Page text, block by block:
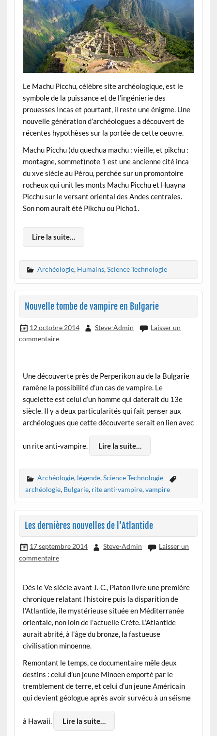
Le Machu Picchu, célèbre site archéologique, est le
symbole de la puissance et de l’ingénierie des
prouesses Incas et pourtant, il reste une énigme. Une
nouvelle génération d’archéologues a découvert de
récentes hypothèses sur la portée de cette oeuvre.
Machu Picchu (du quechua machu : vieille, et pikchu :
montagne, sommet)note 1 est une ancienne cité inca
du xve siècle au Pérou, perchée sur un promontoire
rocheux qui unit les monts Machu Picchu et Huayna
Picchu sur le versant oriental des Andes centrales.
Son nom aurait été Pikchu ou Picho1.
Lire la suite…
Archéologie, Humains,Science Technologie
Nouvelle tombe de vampire en Bulgarie
12 octobre 2014 Steve-Admin
Laisser un
commentaire
Une découverte près de Perperikon au de la Bulgarie
ramène la possibilité d’un cas de vampire. Le
squelette est celui d’un homme qui daterait du 13e
siècle. Il y a deux particularités qui fait penser aux
archéologues que cette découverte serait en lien avec
un rite anti-vampire. Lire la suite…
Archéologie, légende,Science Technologie
archéologie, Bulgarie, rite anti-vampire,vampire
Les dernières nouvelles de l’Atlantide
17 septembre 2014 Steve-Admin
Laisser un
commentaire
Dès le Ve siècle avant J.-C., Platon livre une première
chronique relatant l’histoire puis la disparition de
l’Atlantide, île mystérieuse située en Méditerranée
orientale, non loin de l’actuelle Crète. L’Atlantide
aurait abrité, à l’âge du bronze, la fastueuse
civilisation minoenne.
Remontant le temps, ce documentaire mêle deux
destins : celui d’un jeune Minoen emporté par le
tremblement de terre, et celui d’un jeune Américain
qui devient géologue après avoir survécu à un séisme
à Hawaii. Lire la suite…